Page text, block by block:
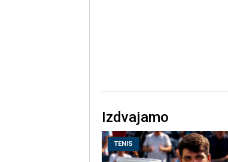
Izdvajamo
TENIS